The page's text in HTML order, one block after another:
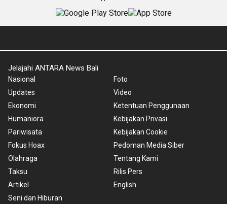
Jelajahi ANTARA News Bali
Nasional
Updates
Ekonomi
Humaniora
Pariwisata
Fokus Hoax
Olahraga
Taksu
Artikel
Seni dan Hiburan
Foto
Video
Ketentuan Penggunaan
Kebijakan Privasi
Kebijakan Cookie
Pedoman Media Siber
Tentang Kami
Rilis Pers
English